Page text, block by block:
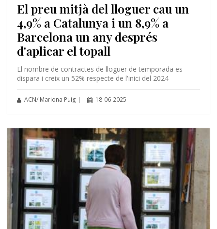
El preu mitjà del lloguer cau un
4,9% a Catalunya i un 8,9% a
Barcelona un any després
d'aplicar el topall
El nombre de contractes de lloguer de temporada es
dispara i creix un 52% respecte de l'inici del 2024
ACN/ Mariona Puig | 18-06-2025